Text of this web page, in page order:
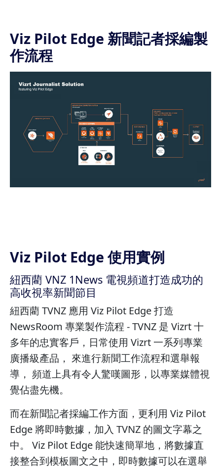
Viz Pilot Edge 新聞記者採編製
作流程
Viz Pilot Edge 使用實例
紐西藺 VNZ 1News 電視頻道打造成功的
高收視率新聞節目
紐西藺 TVNZ 應用 Viz Pilot Edge 打造
NewsRoom 專業製作流程 - TVNZ 是 Vizrt 十
多年的忠實客戶，日常使用 Vizrt 一系列專業
廣播級產品， 來進行新聞工作流程和選舉報
導， 頻道上具有令人驚嘆圖形，以專業媒體視
覺佔盡先機。
而在新聞記者採編工作方面，更利用 Viz Pilot
Edge 將即時數據，加入 TVNZ 的圖文字幕之
中。 Viz Pilot Edge 能快速簡單地，將數據直
接整合到模板圖文之中，即時數據可以在選舉